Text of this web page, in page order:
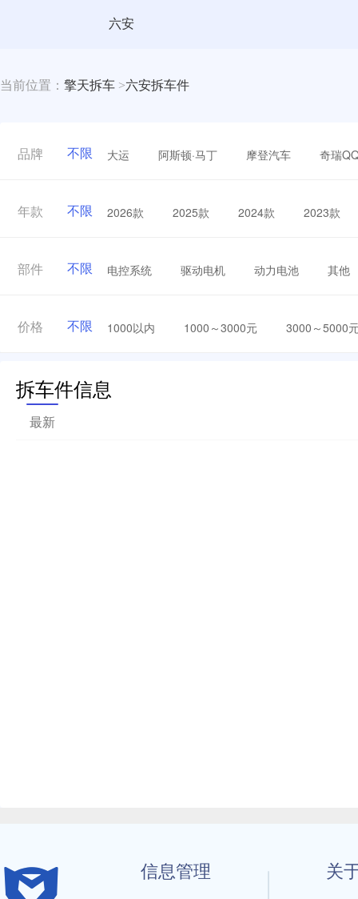
六安
当前位置： 擎天拆车 >六安拆车件
品牌 不限 大运 阿斯顿·马丁 摩登汽车 奇瑞
年款 不限 2026款 2025款 2024款 2023款
部件 不限 电控系统 驱动电机 动力电池 其他
价格 不限 1000以内 1000～3000元 3000～5000
拆车件信息
最新
信息管理 关